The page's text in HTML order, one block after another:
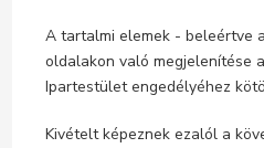
A tartalmi elemek - beleértve
oldalakon való megjelenítése
Ipartestület engedélyéhez
Kivételt képeznek ezalól a